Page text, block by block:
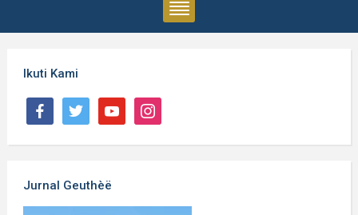
Ikuti Kami
Jurnal Geuthèë